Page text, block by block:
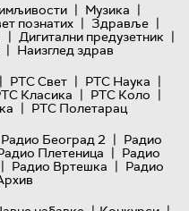
| Музика |
познатих | Здравље |
| Дигитални предузетник |
| Наизглед здрав
| РТС Свет | РТС Наука |
Класика | РТС Коло |
| РТС Полетарац
Радио Београд 2 | Радио
Плетеница | Радио
| Радио Вртешка | Радио